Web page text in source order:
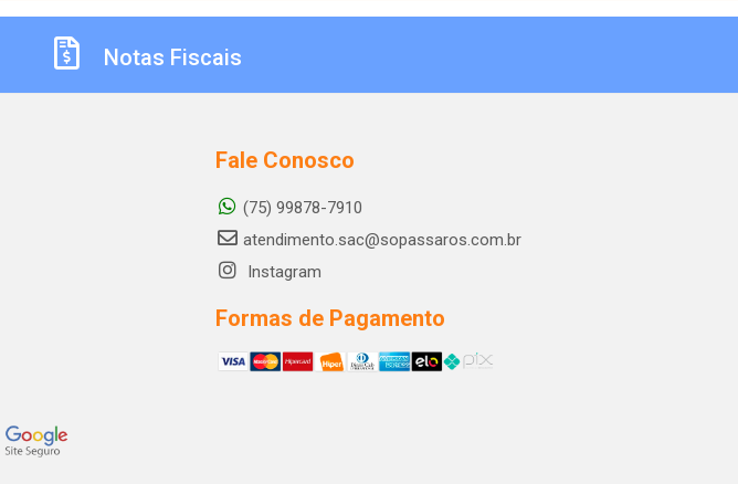
Notas Fiscais
Fale Conosco
(75) 99878-7910
atendimento.sac@sopassaros.com.br
Instagram
Formas de Pagamento